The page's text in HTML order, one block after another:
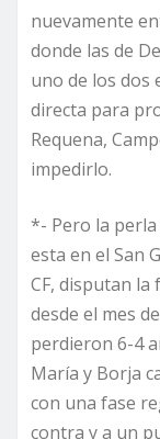
nuevamente
donde las de
uno de los dos
directa para
Requena,
impedirlo.
*- Pero la
esta en el San
CF, disputan la
desde el mes
perdieron 6-4
María y Borja
con una fase
contra y a un